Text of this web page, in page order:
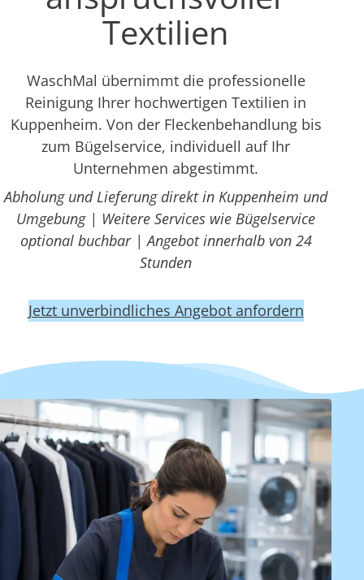
Textilien
WaschMal übernimmt die professionelle
Reinigung Ihrer hochwertigen Textilien in
Kuppenheim. Von der Fleckenbehandlung bis
zum Bügelservice, individuell auf Ihr
Unternehmen abgestimmt.
Abholung und Lieferung direkt in Kuppenheim und
Umgebung | Weitere Services wie Bügelservice
optional buchbar | Angebot innerhalb von 24
Stunden
Jetzt unverbindliches Angebot anfordern